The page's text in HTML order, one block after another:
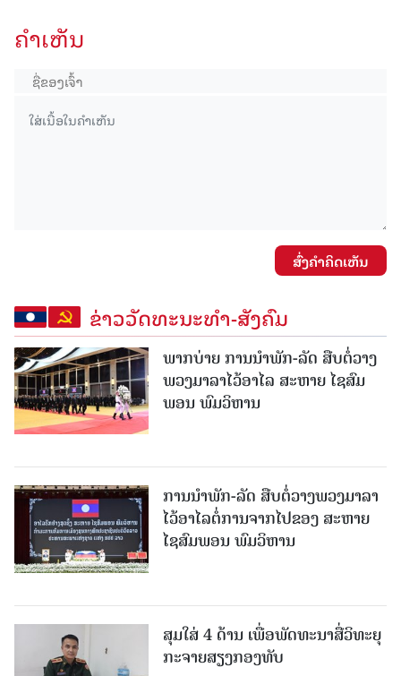
ຄໍາເຫັນ
ສົ່ງຄໍາຄິດເຫັນ
ຂ່າວວັດທະນະທຳ-ສັງຄົມ
ພາກບ່າຍ ການນໍາພັກ-ລັດ ສືບຕໍ່ວາງ
ພວງມາລາໄວ້ອາໄລ ສະຫາຍ ໄຊສົມ
ພອນ ພົມວິຫານ
ການນໍາພັກ-ລັດ ສືບຕໍ່ວາງພວງມາລາ
ໄວ້ອາໄລຕໍ່ການຈາກໄປຂອງ ສະຫາຍ
ໄຊສົມພອນ ພົມວິຫານ
ສຸມໃສ່ 4 ດ້ານ ເພື່ອພັດທະນາສື່ວິທະຍຸ
ກະຈາຍສຽງກອງທັບ